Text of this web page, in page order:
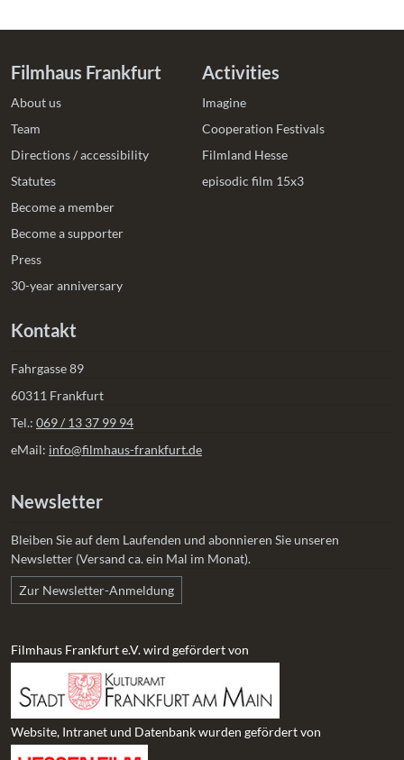
Filmhaus Frankfurt
About us
Team
Directions / accessibility
Statutes
Become a member
Become a supporter
Press
30-year anniversary
Activities
Imagine
Cooperation Festivals
Filmland Hesse
episodic film 15x3
Kontakt
Fahrgasse 89
60311 Frankfurt
Tel.: 069 / 13 37 99 94
eMail: info@filmhaus-frankfurt.de
Newsletter
Bleiben Sie auf dem Laufenden und abonnieren Sie unseren
Newsletter (Versand ca. ein Mal im Monat).
Zur Newsletter-Anmeldung
Filmhaus Frankfurt e.V. wird gefördert von
Website, Intranet und Datenbank wurden gefördert von